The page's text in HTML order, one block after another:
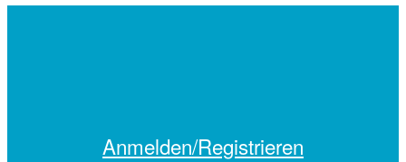
Anmelden/Registrieren